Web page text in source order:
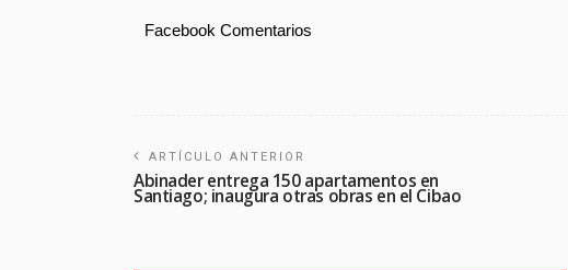
Facebook Comentarios
ARTÍCULO ANTERIOR
Abinader entrega 150 apartamentos en
Santiago; inaugura otras obras en el Cibao